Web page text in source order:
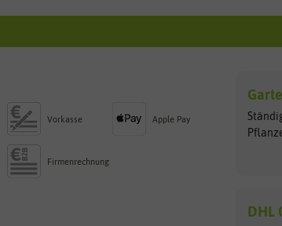
Vorkasse Apple Pay
Firmenrechnung
DHL